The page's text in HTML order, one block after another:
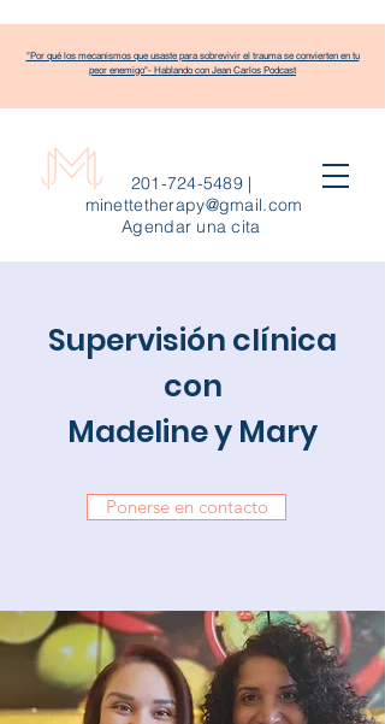
201-724-5489 |
minettetherapy@gmail.com
Agendar una cita
"Por qué los mecanismos que usaste para sobrevivir el trauma se convierten en tu
peor enemigo"- Hablando con Jean Carlos Podcast
Supervisión clínica
con
Madeline y Mary
Ponerse en contacto